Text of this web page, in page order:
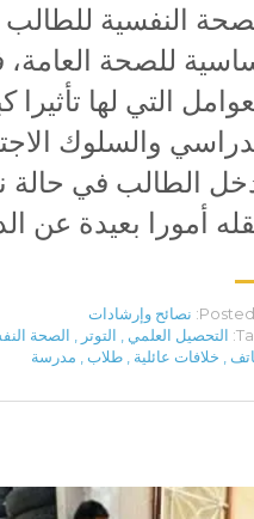
النفسية
للصحة
التي لها
والسلوك
الطالب في حالة
أمورا بعيدة عن
Posted نصائح وإرشادات
التحصيل العلمي التوتر الصحة
خلافات عائلية طلاب مدرسة